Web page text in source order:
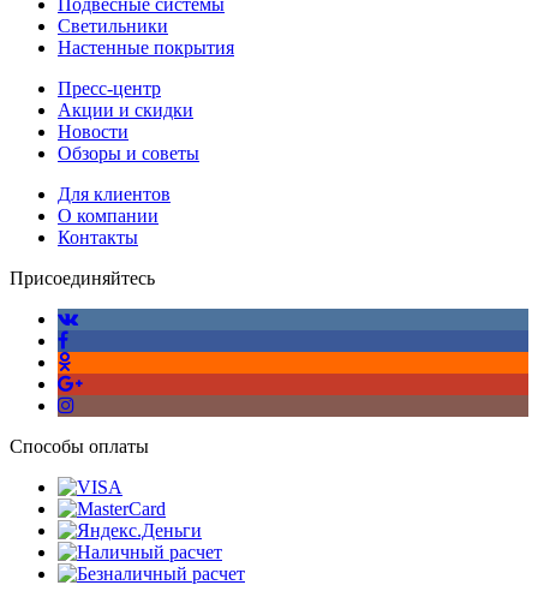
Светильники
Настенные покрытия
Пресс-центр
Акции и скидки
Новости
Обзоры и советы
Для клиентов
О компании
Контакты
Присоединяйтесь
Способы оплаты